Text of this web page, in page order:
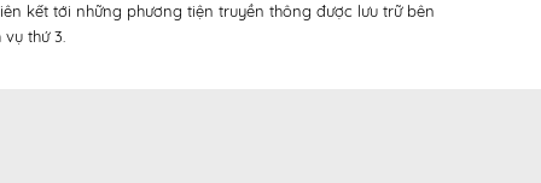
kết tới những phương tiện truyền thông được lưu trữ bên
thứ 3.